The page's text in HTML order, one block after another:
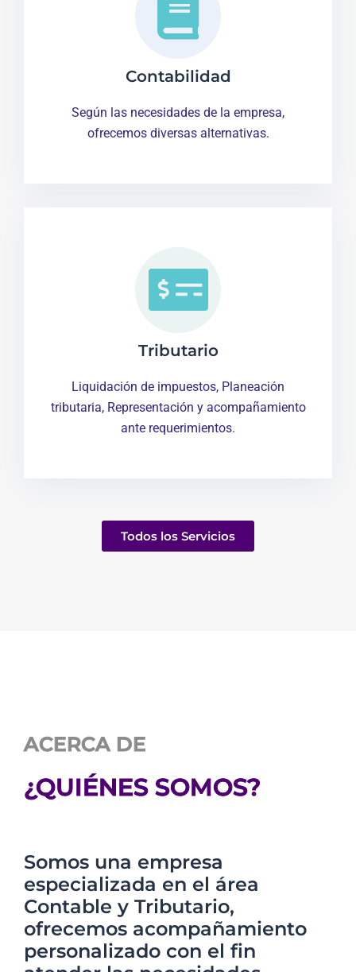
Contabilidad
Según las necesidades de la empresa,
ofrecemos diversas alternativas.
Tributario
Liquidación de impuestos, Planeación
tributaria, Representación y acompañamiento
ante requerimientos.
Todos los Servicios
ACERCA DE
¿QUIÉNES SOMOS?
Somos una empresa
especializada en el área
Contable y Tributario,
ofrecemos acompañamiento
personalizado con el fin